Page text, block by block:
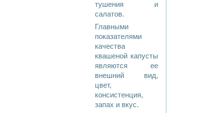
тушения и
салатов.
Главными
показателями
качества
квашеной капусты
являются ее
внешний вид,
цвет,
консистенция,
запах и вкус.